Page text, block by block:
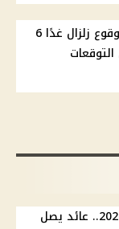
البحوث الفلكية تحسم مزاعم وقوع زلزال غدًا 6
شهادات CIB في أغسطس 2026.. عائد يصل